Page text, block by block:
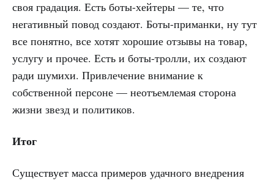
своя градация. Есть боты-хейтеры — те, что
негативный повод создают. Боты-приманки, ну тут
все понятно, все хотят хорошие отзывы на товар,
услугу и прочее. Есть и боты-тролли, их создают
ради шумихи. Привлечение внимание к
собственной персоне — неотъемлемая сторона
жизни звезд и политиков.
Итог
Существует масса примеров удачного внедрения